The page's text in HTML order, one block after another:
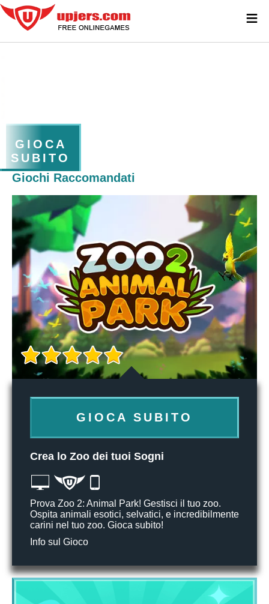
GIOCA
SUBITO
Giochi Raccomandati
GIOCA SUBITO
Crea lo Zoo dei tuoi Sogni
Prova Zoo 2: Animal Park! Gestisci il tuo zoo.
Ospita animali esotici, selvatici, e incredibilmente
carini nel tuo zoo. Gioca subito!
Info sul Gioco
≡